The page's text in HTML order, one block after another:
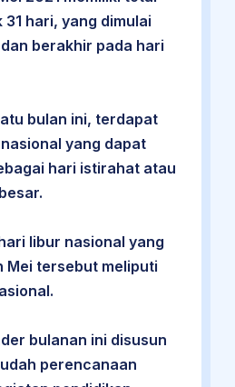
hari, yang dimulai
berakhir pada hari
bulan ini, terdapat
yang dapat
hari istirahat atau
libur nasional yang
Mei tersebut meliputi
bulanan ini disusun
perencanaan